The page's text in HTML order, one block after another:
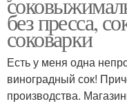
без пресса,
соковарки
Есть у меня одна
виноградный сок!
производства.